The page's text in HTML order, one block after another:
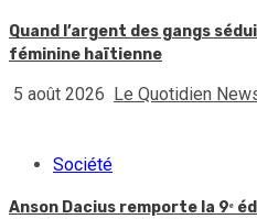
Quand l’argent des gangs
féminine haïtienne
5 août 2026 Le Quotidien
Société
Anson Dacius remporte la 9ᵉ